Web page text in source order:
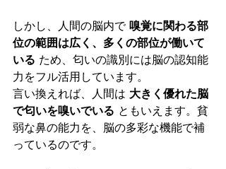
しかし、人間の脳内で 嗅覚に関わる部
位の範囲は広く、多くの部位が働いて
いる ため、匂いの識別には脳の認知能
力をフル活用しています。
言い換えれば、人間は 大きく優れた脳
で匂いを嗅いでいる ともいえます。貧
弱な鼻の能力を、脳の多彩な機能で補
っているのです。